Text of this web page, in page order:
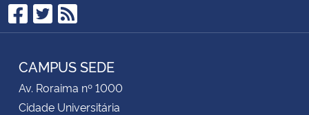
Facebook
Twitter
RSS
CAMPUS SEDE
Av. Roraima nº 1000
Cidade Universitária